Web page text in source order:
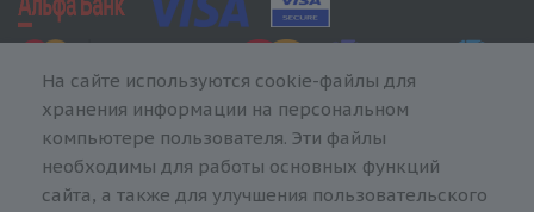
На сайте используются cookie-файлы для
хранения информации на персональном
компьютере пользователя. Эти файлы
необходимы для работы основных функций
сайта, а также для улучшения пользовательского